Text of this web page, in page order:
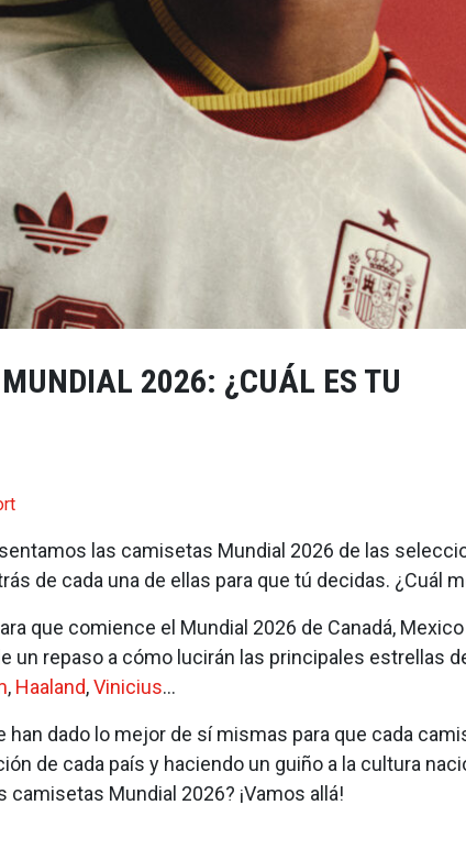
2026: ¿CUÁL ES TU
las camisetas Mundial 2026 de las
de cada una de ellas para que tú decidas. ¿Cuál
que comience el Mundial 2026 de Canadá,
un repaso a cómo lucirán las principales estrellas
, Haaland,Vinicius…
han dado lo mejor de sí mismas para que cada
de cada país y haciendo un guiño a la cultura
camisetas Mundial 2026? ¡Vamos allá!